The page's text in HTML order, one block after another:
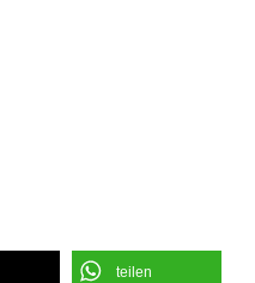
teilen